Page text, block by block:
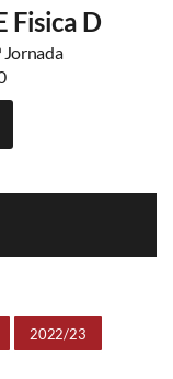
Fisica D
Jornada
2022/23